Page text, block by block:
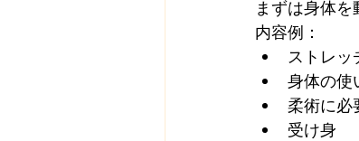
まずは身体を
内容例：
ストレッ
身体の使
柔術に必
受け身